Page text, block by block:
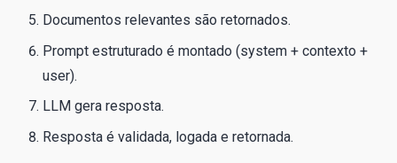
Documentos relevantes são retornados.
Prompt estruturado é montado (system + contexto +
user).
LLM gera resposta.
Resposta é validada, logada e retornada.